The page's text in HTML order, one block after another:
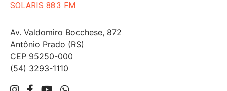
SOLARIS 88.3 FM
Av. Valdomiro Bocchese, 872
Antônio Prado (RS)
CEP 95250-000
(54) 3293-1110